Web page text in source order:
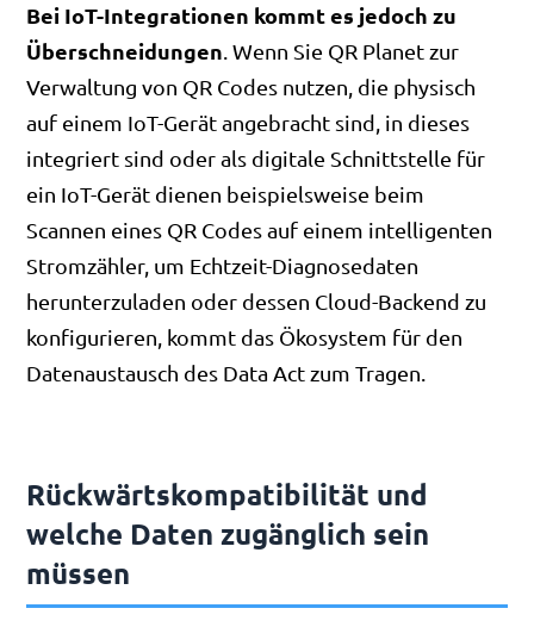
Bei IoT-Integrationen kommt es jedoch zu
Überschneidungen . Wenn Sie QR Planet zur
Verwaltung von QR Codes nutzen, die physisch
auf einem IoT-Gerät angebracht sind, in dieses
integriert sind oder als digitale Schnittstelle für
ein IoT-Gerät dienen beispielsweise beim
Scannen eines QR Codes auf einem intelligenten
Stromzähler, um Echtzeit-Diagnosedaten
herunterzuladen oder dessen Cloud-Backend zu
konfigurieren, kommt das Ökosystem für den
Datenaustausch des Data Act zum Tragen.
Rückwärtskompatibilität und
welche Daten zugänglich sein
müssen